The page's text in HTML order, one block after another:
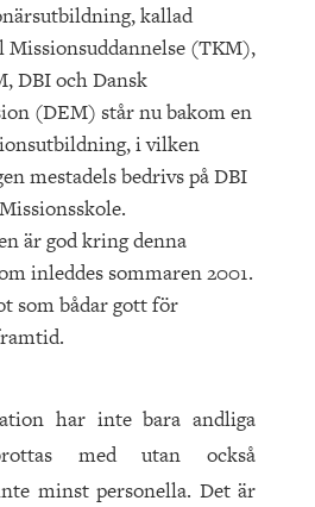
kallad
(TKM),
DBI och Dansk
(DEM) står nu bakom en
i vilken
mestadels bedrivs på DBI
är god kring denna
inleddes sommaren 2001.
som bådar gott för
har inte bara andliga
med utan också
minst personella. Det är